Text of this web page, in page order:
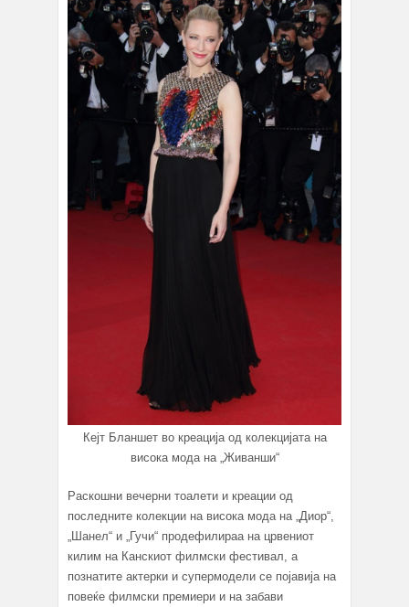
Кејт Бланшет во креација од колекцијата на
висока мода на „Живанши“
Раскошни вечерни тоалети и креации од
последните колекции на висока мода на „Диор“,
„Шанел“ и „Гучи“ продефилираа на црвениот
килим на Канскиот филмски фестивал, а
познатите актерки и супермодели се појавија на
повеќе филмски премиери и на забави